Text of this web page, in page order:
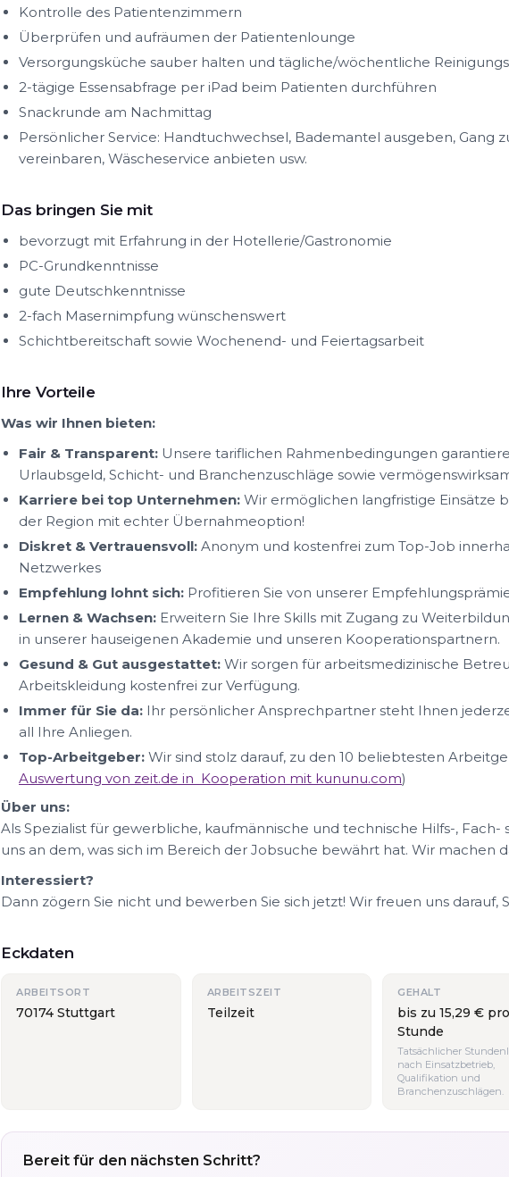
Kontrolle des Patientenzimmern
Überprüfen und aufräumen der Patientenlounge
Versorgungsküche sauber halten und tägliche/wöchentliche
2-tägige Essensabfrage per iPad beim Patienten durchführen
Snackrunde am Nachmittag
Persönlicher Service: Handtuchwechsel, Bademantel ausgeben, Gang
vereinbaren, Wäscheservice anbieten usw.
Das bringen Sie mit
bevorzugt mit Erfahrung in der Hotellerie/Gastronomie
PC-Grundkenntnisse
gute Deutschkenntnisse
2-fach Masernimpfung wünschenswert
Schichtbereitschaft sowie Wochenend- und Feiertagsarbeit
Ihre Vorteile
Was wir Ihnen bieten:
Fair & Transparent: Unsere tariflichen Rahmenbedingungen
Urlaubsgeld, Schicht- und Branchenzuschläge sowie
Karriere bei top Unternehmen: Wir ermöglichen langfristige
der Region mit echter Übernahmeoption!
Diskret & Vertrauensvoll: Anonym und kostenfrei zum Top-Job
Netzwerkes
Empfehlung lohnt sich: Profitieren Sie von unserer
Lernen & Wachsen: Erweitern Sie Ihre Skills mit Zugang zu
in unserer hauseigenen Akademie und unseren Kooperationspartnern.
Gesund & Gut ausgestattet: Wir sorgen für arbeitsmedizinische
Arbeitskleidung kostenfrei zur Verfügung.
Immer für Sie da: Ihr persönlicher Ansprechpartner steht Ihnen
all Ihre Anliegen.
Top-Arbeitgeber: Wir sind stolz darauf, zu den 10 beliebtesten
Auswertung von zeit.de in Kooperation mit kununu.com)
Über uns:
Als Spezialist für gewerbliche, kaufmännische und technische Hilfs-,
uns an dem, was sich im Bereich der Jobsuche bewährt hat. Wir machen
Interessiert?
Dann zögern Sie nicht und bewerben Sie sich jetzt! Wir freuen uns darauf,
Eckdaten
ARBEITSORT
70174 Stuttgart
ARBEITSZEIT
Teilzeit
GEHALT
bis zu 15,29 € pro
Stunde
Tatsächlicher
nach Einsatzbetrieb,
Qualifikation und
Branchenzuschlägen.
Bereit für den nächsten Schritt?